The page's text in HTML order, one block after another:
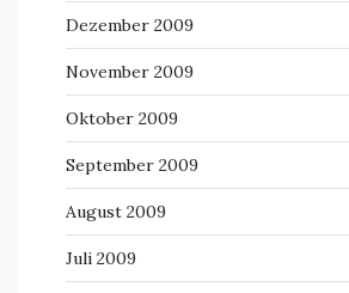
Dezember 2009
November 2009
Oktober 2009
September 2009
August 2009
Juli 2009